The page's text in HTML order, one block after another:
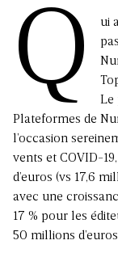
Q
ui
Le
Plateformes de
l’occasion
vents et COVID-
d’euros (vs 17,6
avec une
17 % pour les
50 millions